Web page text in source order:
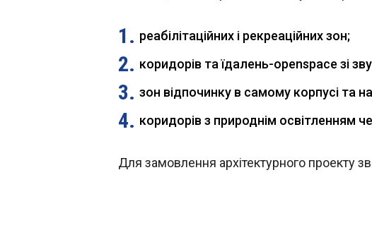
реабілітаційних і рекреаційних зон;
коридорів та їдалень-openspace зі
зон відпочинку в самому корпусі та на
коридорів з природнім освітленням
Для замовлення архітектурного проекту